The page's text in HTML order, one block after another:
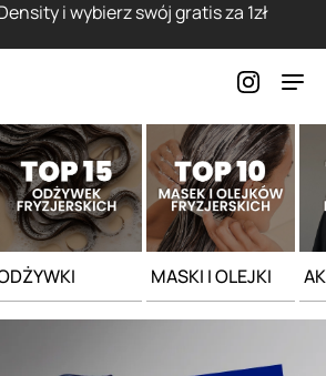
i wybierz swój gratis za 1zł
MASKI I OLEJKI
Salon